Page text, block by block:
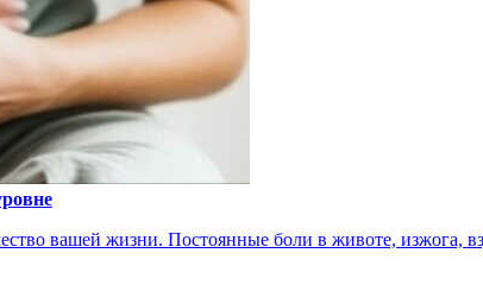
вашей жизни. Постоянные боли в животе, изжога,